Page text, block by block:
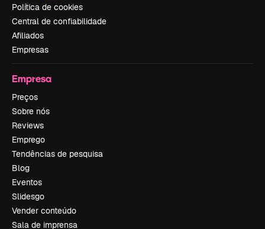
Política de cookies
Central de confiabilidade
Afiliados
Empresas
Empresa
Preços
Sobre nós
Reviews
Emprego
Tendências de pesquisa
Blog
Eventos
Slidesgo
Vender conteúdo
Sala de imprensa